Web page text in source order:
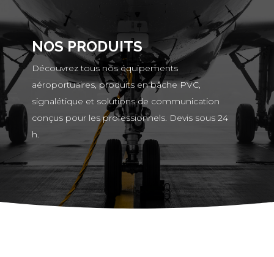
NOS PRODUITS
Découvrez tous nos équipements
aéroportuaires, produits en bâche PVC,
signalétique et solutions de communication
conçus pour les professionnels. Devis sous 24
h.